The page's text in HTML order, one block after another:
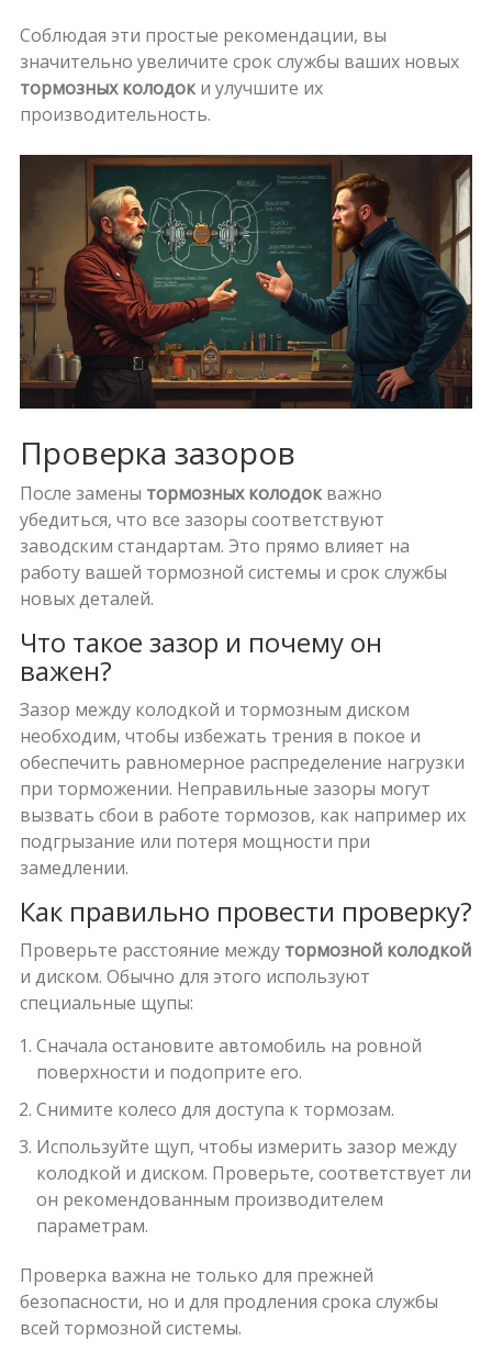
Соблюдая эти простые рекомендации, вы
значительно увеличите срок службы ваших новых
тормозных колодоки улучшите их
производительность.
Проверка зазоров
После замены тормозных колодокважно
убедиться, что все зазоры соответствуют
заводским стандартам. Это прямо влияет на
работу вашей тормозной системы и срок службы
новых деталей.
Что такое зазор и почему он
важен?
Зазор между колодкой и тормозным диском
необходим, чтобы избежать трения в покое и
обеспечить равномерное распределение нагрузки
при торможении. Неправильные зазоры могут
вызвать сбои в работе тормозов, как например их
подгрызание или потеря мощности при
замедлении.
Как правильно провести проверку?
Проверьте расстояние между тормозной колодкой
и диском. Обычно для этого используют
специальные щупы:
Сначала остановите автомобиль на ровной
поверхности и подоприте его.
Снимите колесо для доступа к тормозам.
Используйте щуп, чтобы измерить зазор между
колодкой и диском. Проверьте, соответствует ли
он рекомендованным производителем
параметрам.
Проверка важна не только для прежней
безопасности, но и для продления срока службы
всей тормозной системы.